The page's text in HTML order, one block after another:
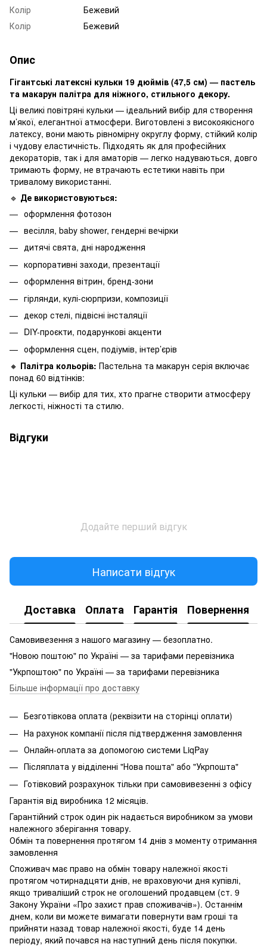
Колір
Бежевий
Колір
Бежевий
Опис
Гігантські латексні кульки 19 дюймів (47,5 см) — пастель
та макарун палітра для ніжного, стильного декору.
Ці великі повітряні кульки — ідеальний вибір для створення
м’якої, елегантної атмосфери. Виготовлені з високоякісного
латексу, вони мають рівномірну округлу форму, стійкий колір
і чудову еластичність. Підходять як для професійних
декораторів, так і для аматорів — легко надуваються, довго
тримають форму, не втрачають естетики навіть при
тривалому використанні.
🔹 Де використовуються:
оформлення фотозон
весілля, baby shower, гендерні вечірки
дитячі свята, дні народження
корпоративні заходи, презентації
оформлення вітрин, бренд-зони
гірлянди, кулі-сюрпризи, композиції
декор стелі, підвісні інсталяції
DIY-проєкти, подарункові акценти
оформлення сцен, подіумів, інтер’єрів
🔸 Палітра кольорів: Пастельна та макарун серія включає
понад 60 відтінків:
Ці кульки — вибір для тих, хто прагне створити атмосферу
легкості, ніжності та стилю.
Відгуки
Додайте перший відгук
Написати відгук
Доставка Оплата Гарантія Повернення
Самовивезення з нашого магазину — безоплатно.
"Новою поштою" по Україні — за тарифами перевізника
"Укрпоштою" по Україні — за тарифами перевізника
Більше інформації про доставку
Безготівкова оплата (реквізити на сторінці оплати)
На рахунок компанії після підтвердження замовлення
Онлайн-оплата за допомогою системи LiqPay
Післяплата у відділенні "Нова пошта" або "Укрпошта"
Готівковий розрахунок тільки при самовивезенні з офісу
Гарантія від виробника 12 місяців.
Гарантійний строк один рік надається виробником за умови
належного зберігання товару.
Обмін та повернення протягом 14 днів з моменту отримання
замовлення
Споживач має право на обмін товару належної якості
протягом чотирнадцяти днів, не враховуючи дня купівлі,
якщо триваліший строк не оголошений продавцем (ст. 9
Закону України «Про захист прав споживачів»). Останнім
днем, коли ви можете вимагати повернути вам гроші та
прийняти назад товар належної якості, буде 14 день
періоду, який почався на наступний день після покупки.